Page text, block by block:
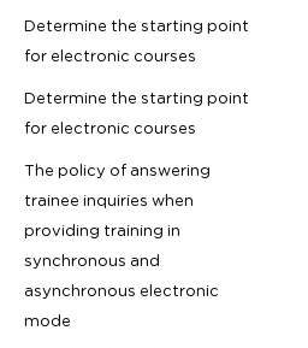
Determine the starting point
for electronic courses
Determine the starting point
for electronic courses
The policy of answering
trainee inquiries when
providing training in
synchronous and
asynchronous electronic
mode